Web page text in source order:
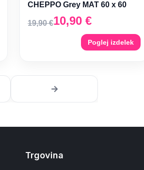
CHEPPO Grey MAT 60 x 60
19,90€10,90 €
Poglej izdelek
→
Trgovina